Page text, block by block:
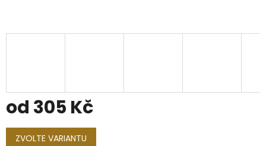
od 305 Kč
Měrná
cena:
ZVOLTE VARIANTU